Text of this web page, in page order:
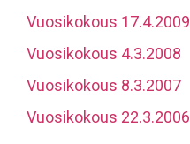
Vuosikokous 17.4.2009
Vuosikokous 4.3.2008
Vuosikokous 8.3.2007
Vuosikokous 22.3.2006